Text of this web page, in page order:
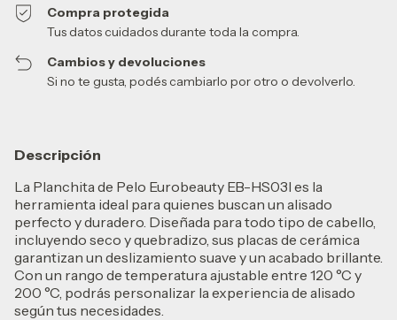
Compra protegida
Tus datos cuidados durante toda la compra.
Cambios y devoluciones
Si no te gusta, podés cambiarlo por otro o devolverlo.
Descripción
La Planchita de Pelo Eurobeauty EB-HS03I es la
herramienta ideal para quienes buscan un alisado
perfecto y duradero. Diseñada para todo tipo de cabello,
incluyendo seco y quebradizo, sus placas de cerámica
garantizan un deslizamiento suave y un acabado brillante.
Con un rango de temperatura ajustable entre 120 °C y
200 °C, podrás personalizar la experiencia de alisado
según tus necesidades.